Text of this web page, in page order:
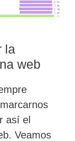
la
web
así el
Veamos